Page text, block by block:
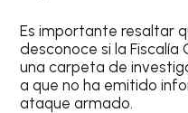
Es importante resaltar
desconoce si la Fiscalía
una carpeta de
a que no ha emitido
ataque armado.